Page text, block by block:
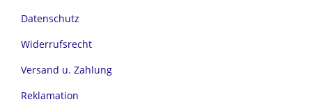
Datenschutz
Widerrufsrecht
Versand u. Zahlung
Reklamation